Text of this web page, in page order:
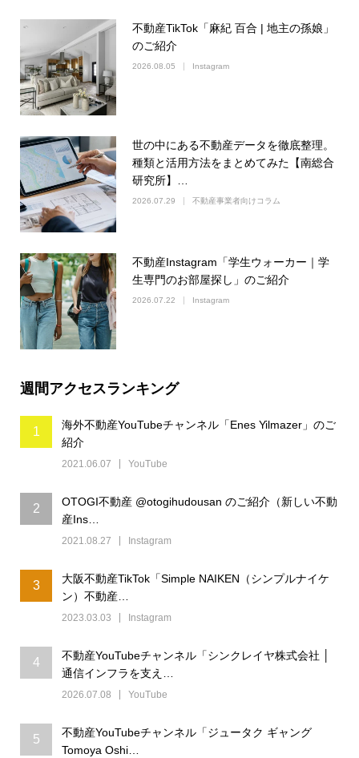
不動産TikTok「麻紀 百合 | 地主の孫娘」
のご紹介
2026.08.05 Instagram
世の中にある不動産データを徹底整理。
種類と活用方法をまとめてみた【南総合
研究所】…
2026.07.29 不動産事業者向けコラム
不動産Instagram「学生ウォーカー｜学
生専門のお部屋探し」のご紹介
2026.07.22 Instagram
週間アクセスランキング
1
海外不動産YouTubeチャンネル「Enes Yilmazer」のご
紹介
2021.06.07 YouTube
2
OTOGI不動産 @otogihudousan のご紹介（新しい不動
産Ins…
2021.08.27 Instagram
3
大阪不動産TikTok「Simple NAIKEN（シンプルナイケ
ン）不動産…
2023.03.03 Instagram
4
不動産YouTubeチャンネル「シンクレイヤ株式会社 │
通信インフラを支え…
2026.07.08 YouTube
5
不動産YouTubeチャンネル「ジュータク ギャング
Tomoya Oshi…